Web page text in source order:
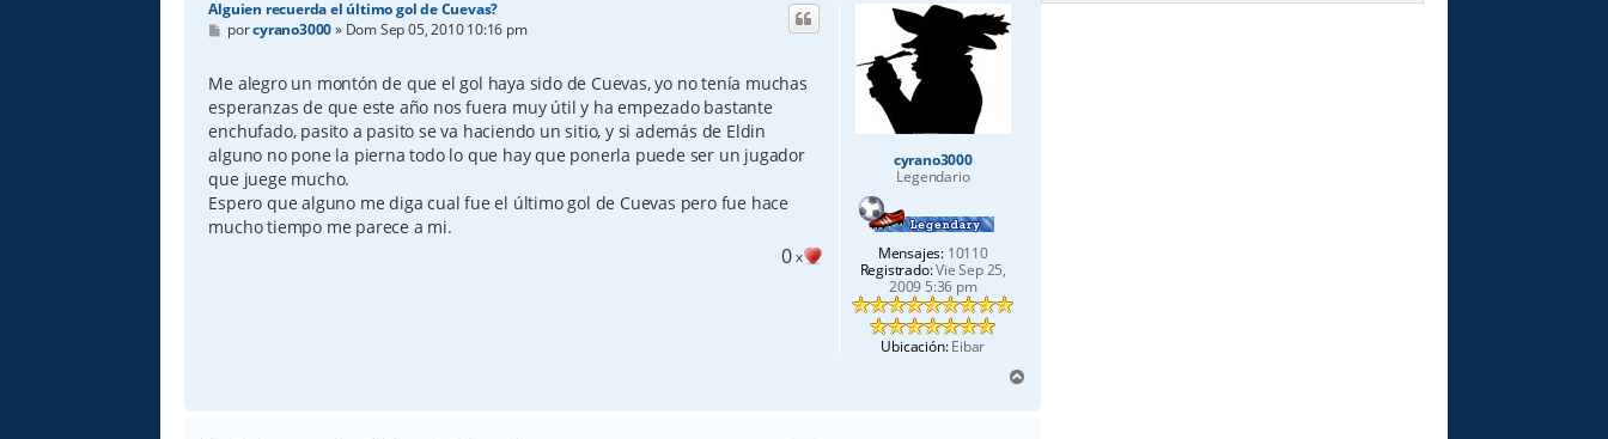
cyrano3000
Legendario
Mensajes: 10110
Registrado:Vie Sep 25,
2009 5:36 pm
Ubicación:Eibar
Alguien recuerda el último gol de Cuevas?
M
e
s
a
j
e
porcyrano3000» Dom Sep 05, 2010 10:16 pm
Me alegro un montón de que el gol haya sido de Cuevas, yo no tenía muchas
esperanzas de que este año nos fuera muy útil y ha empezado bastante
enchufado, pasito a pasito se va haciendo un sitio, y si además de Eldin
alguno no pone la pierna todo lo que hay que ponerla puede ser un jugador
que juege mucho.
Espero que alguno me diga cual fue el último gol de Cuevas pero fue hace
mucho tiempo me parece a mi.
0x
r